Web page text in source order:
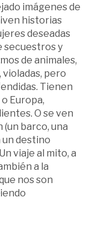
imágenes de
historias
deseadas
secuestros y
de animales,
violadas, pero
Tienen
Europa,
O se ven
(un barco, una
un destino
viaje al mito, a
a la
nos son